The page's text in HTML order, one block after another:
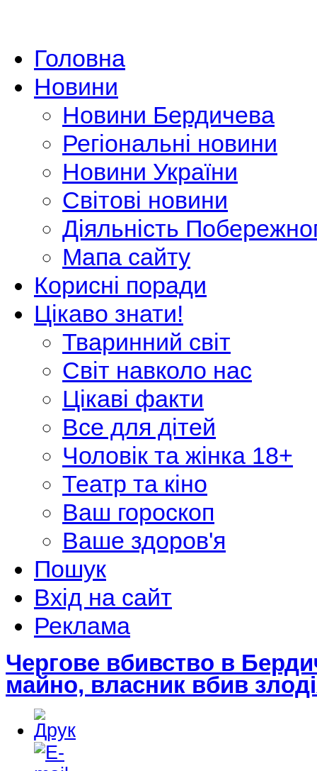
Головна
Новини
Новини Бердичева
Регіональні новини
Новини України
Світові новини
Діяльність
Мапа сайту
Корисні поради
Цікаво знати!
Тваринний світ
Світ навколо нас
Цікаві факти
Все для дітей
Чоловік та жінка 18+
Театр та кіно
Ваш гороскоп
Ваше здоров'я
Пошук
Вхід на сайт
Реклама
Чергове вбивство в
майно, власник вбив